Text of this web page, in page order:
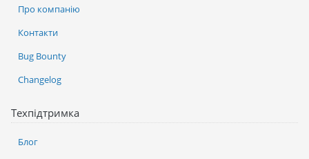
Про компанію
Контакти
Bug Bounty
Changelog
Техпідтримка
Блог